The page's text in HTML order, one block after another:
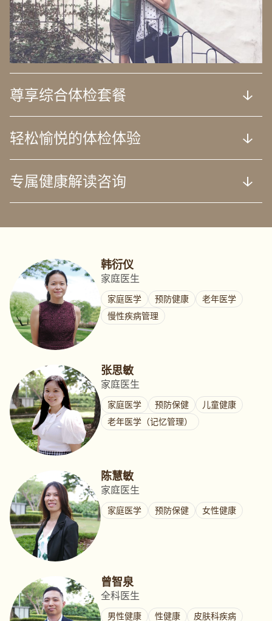
尊享综合体检套餐
轻松愉悦的体检体验
专属健康解读咨询
韩衍仪
家庭医生
家庭医学 预防健康
老年医学
慢性疾病管理
张思敏
家庭医生
家庭医学 预防保健
儿童健康
老年医学（记忆管理）
陈慧敏
家庭医生
家庭医学 预防保健 女性健康
曾智泉
全科医生
男性健康 性健康 皮肤科疾病